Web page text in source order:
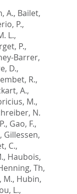
A., Bailet,
P.,
L.,
P.,
Barrer,
D.,
R.,
A.,
M.,
N.
, Gao, F.,
, Gillessen,
C.,
, Haubois,
Th,
M., Hubin,
L.,